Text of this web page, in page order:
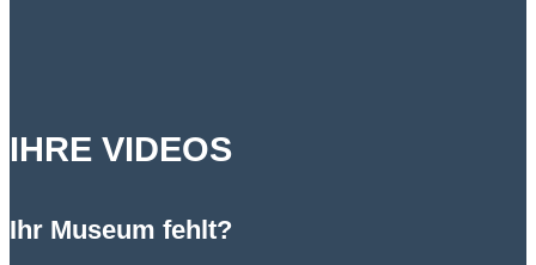
IHRE VIDEOS
Ihr Museum fehlt?